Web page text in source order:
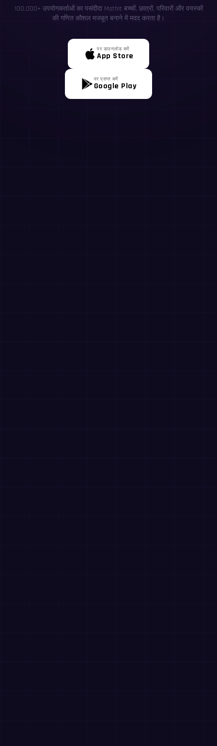
100,000+ उपयोगकर्ताओं का पसंदीदा MathIt बच्चों, छात्रों, परिवारों और वयस्कों
की गणित कौशल मजबूत बनाने में मदद करता है।
पर डाउनलोड करें
App Store
पर प्राप्त करें
Google Play